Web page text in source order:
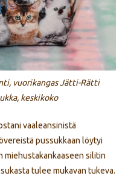
vuorikangas Jätti-Rätti
keskikoko
vaaleansinistä
pussukkaan löytyi
miehustakankaaseen silitin
tulee mukavan tukeva.